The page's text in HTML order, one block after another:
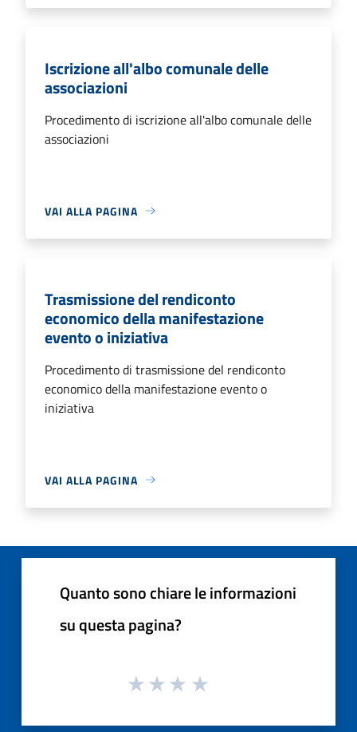
Iscrizione all'albo comunale delle
associazioni
Procedimento di iscrizione all'albo comunale delle
associazioni
VAI ALLA PAGINA
Trasmissione del rendiconto
economico della manifestazione
evento o iniziativa
Procedimento di trasmissione del rendiconto
economico della manifestazione evento o
iniziativa
VAI ALLA PAGINA
Quanto sono chiare le informazioni
su questa pagina?